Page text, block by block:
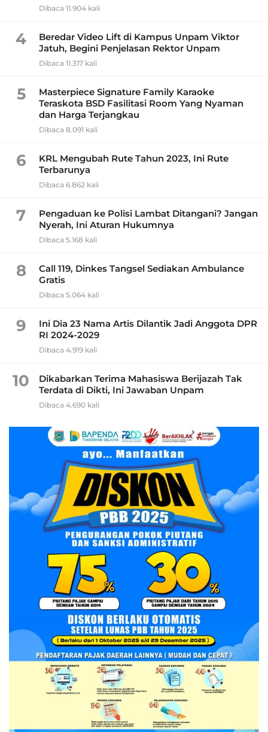
Dibaca 11.904 kali
4
Beredar Video Lift di Kampus Unpam Viktor
Jatuh, Begini Penjelasan Rektor Unpam
Dibaca 11.317 kali
5
Masterpiece Signature Family Karaoke
Teraskota BSD Fasilitasi Room Yang Nyaman
dan Harga Terjangkau
Dibaca 8.091 kali
6
KRL Mengubah Rute Tahun 2023, Ini Rute
Terbarunya
Dibaca 6.862 kali
7
Pengaduan ke Polisi Lambat Ditangani? Jangan
Nyerah, Ini Aturan Hukumnya
Dibaca 5.168 kali
8
Call 119, Dinkes Tangsel Sediakan Ambulance
Gratis
Dibaca 5.064 kali
9
Ini Dia 23 Nama Artis Dilantik Jadi Anggota DPR
RI 2024-2029
Dibaca 4.919 kali
10
Dikabarkan Terima Mahasiswa Berijazah Tak
Terdata di Dikti, Ini Jawaban Unpam
Dibaca 4.690 kali